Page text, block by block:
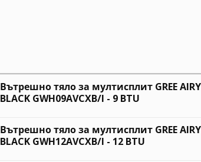
Вътрешно тяло за мултисплит GREE AIRY
BLACK GWH09AVCXB/I - 9 BTU
Вътрешно тяло за мултисплит GREE AIRY
BLACK GWH12AVCXB/I - 12 BTU